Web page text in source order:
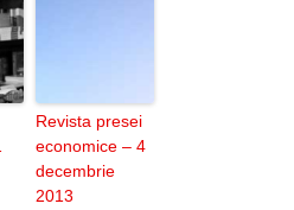
Revista presei
economice – 4
decembrie
2013